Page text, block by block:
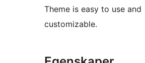
Theme is easy to use and
customizable.